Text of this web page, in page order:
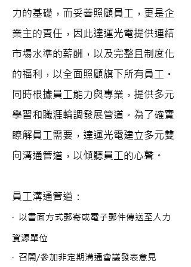
力的基礎，而妥善照顧員工，更是企
業主的責任，因此達運光電提供連結
市場水準的薪酬，以及完整且制度化
的福利，以全面照顧旗下所有員工。
同時根據員工能力與專業，提供多元
學習和職涯輪調發展管道。為了確實
瞭解員工需要，達運光電建立多元雙
向溝通管道，以傾聽員工的心聲。
員工溝通管道：
‧ 以書面方式郵寄或電子郵件傳送至人力
資源單位
‧ 召開/參加非定期溝通會議發表意見